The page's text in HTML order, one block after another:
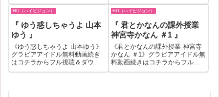
ドル無料動画紹介！一部作品は
お試し無料動画が見れない場合
もあります。...
コチラへ『前からずっと気にな
ってた 桜井木穂』の作品IDが
動画紹介！一部作品はお試し無
料動画が見れない場合もありま
す。そ...
HD（ハイビジョン）
『 ゆう惑しちゃうよ 山本
ゆう 』
《ゆう惑しちゃうよ 山本ゆう》
グラビアアイドル無料動画続き
はコチラからフル視聴＆ダウン
ロードはコチラへ『ゆう惑しち
HD（ハイビジョン）
『 君とかなんの課外授業
神宮寺かなん ＃1 』
《君とかなんの課外授業 神宮寺
かなん ＃1》グラビアアイドル無
料動画続きはコチラからフル視
聴＆ダウンロードはコチラへ